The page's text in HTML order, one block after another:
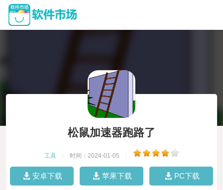
松鼠加速器跑路了
工具 时间：2024-01-05
安卓下载 苹果下载 PC下载